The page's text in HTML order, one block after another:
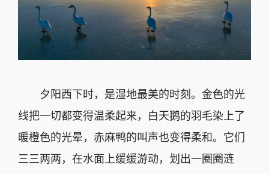
夕阳西下时，是湿地最美的时刻。金色的光
线把一切都变得温柔起来，白天鹅的羽毛染上了
暖橙色的光晕，赤麻鸭的叫声也变得柔和。它们
三三两两，在水面上缓缓游动，划出一圈圈涟